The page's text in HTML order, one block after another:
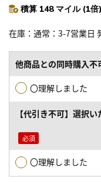
積算 148 マイル (1倍)
在庫 通常：3-7営業日
他商品との同時購入不
〇理解しました
【代引き不可】選択
〇理解しました